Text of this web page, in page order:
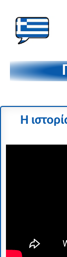
στα
Δάχτυλα!
Η